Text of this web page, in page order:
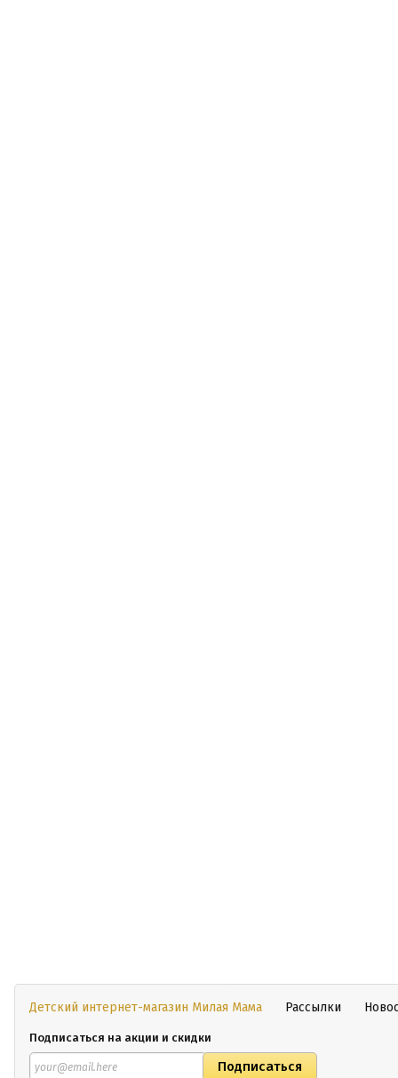
Детский интернет-магазин Милая Мама Рассылки
Подписаться на акции и скидки